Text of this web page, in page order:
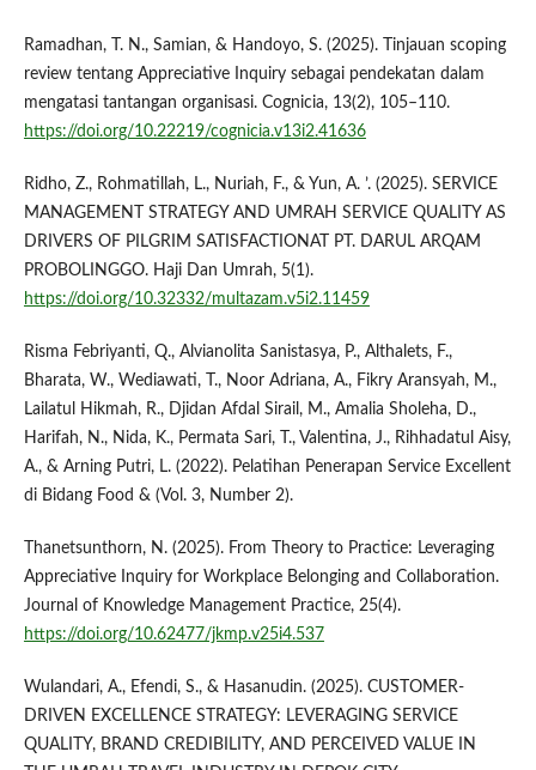
Ramadhan, T. N., Samian, & Handoyo, S. (2025). Tinjauan scoping
review tentang Appreciative Inquiry sebagai pendekatan dalam
mengatasi tantangan organisasi. Cognicia, 13(2), 105–110.
https://doi.org/10.22219/cognicia.v13i2.41636
Ridho, Z., Rohmatillah, L., Nuriah, F., & Yun, A. ’. (2025). SERVICE
MANAGEMENT STRATEGY AND UMRAH SERVICE QUALITY AS
DRIVERS OF PILGRIM SATISFACTIONAT PT. DARUL ARQAM
PROBOLINGGO. Haji Dan Umrah, 5(1).
https://doi.org/10.32332/multazam.v5i2.11459
Risma Febriyanti, Q., Alvianolita Sanistasya, P., Althalets, F.,
Bharata, W., Wediawati, T., Noor Adriana, A., Fikry Aransyah, M.,
Lailatul Hikmah, R., Djidan Afdal Sirail, M., Amalia Sholeha, D.,
Harifah, N., Nida, K., Permata Sari, T., Valentina, J., Rihhadatul Aisy,
A., & Arning Putri, L. (2022). Pelatihan Penerapan Service Excellent
di Bidang Food & (Vol. 3, Number 2).
Thanetsunthorn, N. (2025). From Theory to Practice: Leveraging
Appreciative Inquiry for Workplace Belonging and Collaboration.
Journal of Knowledge Management Practice, 25(4).
https://doi.org/10.62477/jkmp.v25i4.537
Wulandari, A., Efendi, S., & Hasanudin. (2025). CUSTOMER-
DRIVEN EXCELLENCE STRATEGY: LEVERAGING SERVICE
QUALITY, BRAND CREDIBILITY, AND PERCEIVED VALUE IN